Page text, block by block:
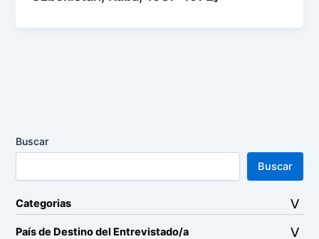
Buscar
Buscar
Categorias
País de Destino del Entrevistado/a